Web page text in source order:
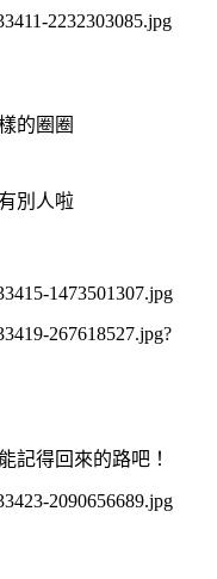
的圈圈
別人啦
記得回來的路吧！